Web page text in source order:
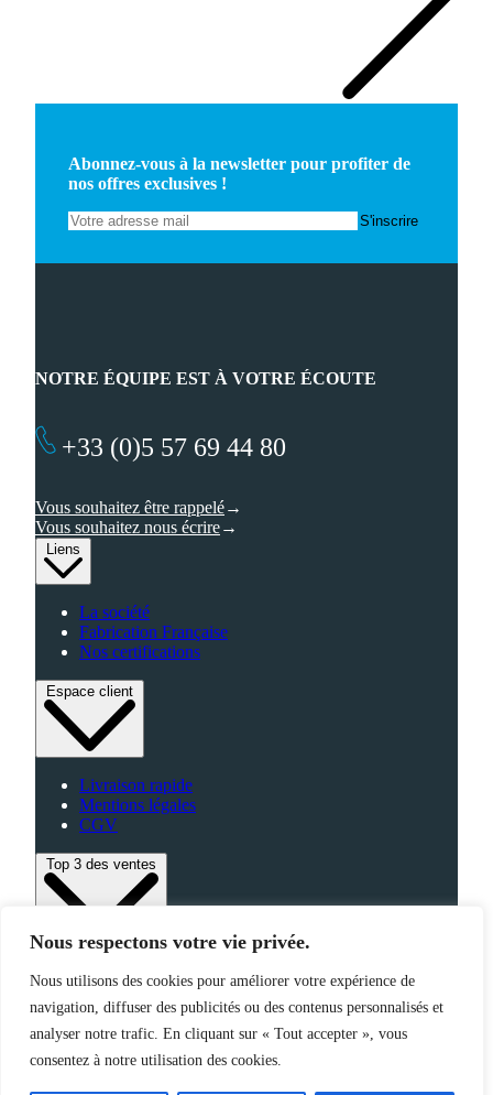
Nous respectons votre vie privée.
Nous utilisons des cookies pour améliorer votre expérience de
navigation, diffuser des publicités ou des contenus personnalisés et
analyser notre trafic. En cliquant sur « Tout accepter », vous
consentez à notre utilisation des cookies.
Abonnez-vous à la newsletter pour profiter de
nos offres exclusives !
Liens
La société
Fabrication Française
Nos certifications
Espace client
Livraison rapide
Mentions légales
CGV
Top 3 des ventes
High-Tech
Fabriqué en France
NOTRE ÉQUIPE EST À VOTRE ÉCOUTE
+33 (0)5 57 69 44 80
Vous souhaitez être rappelé
Vous souhaitez nous écrire
©2025 Jemapub – Tous droits réservés